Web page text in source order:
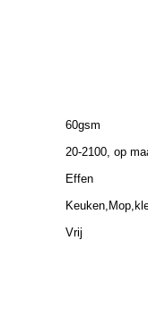
60gsm
20-2100, op
Effen
Vrij